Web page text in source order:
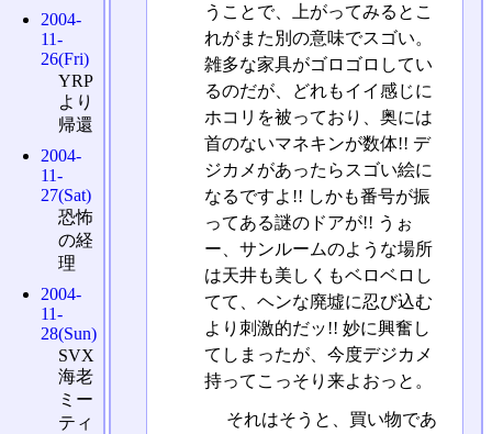
うことで、上がってみるとこ
れがまた別の意味でスゴい。
雑多な家具がゴロゴロしてい
るのだが、どれもイイ感じに
ホコリを被っており、奥には
首のないマネキンが数体!! デ
ジカメがあったらスゴい絵に
なるですよ!! しかも番号が振
ってある謎のドアが!! うぉ
ー、サンルームのような場所
は天井も美しくもベロベロし
てて、ヘンな廃墟に忍び込む
より刺激的だッ!! 妙に興奮し
てしまったが、今度デジカメ
持ってこっそり来よおっと。
それはそうと、買い物であ
2004-
11-
26(Fri)
YRP
より
帰還
2004-
11-
27(Sat)
恐怖
の経
理
2004-
11-
28(Sun)
SVX
海老
ミー
ティ